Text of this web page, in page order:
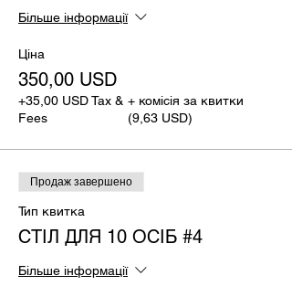
Більше інформації
Ціна
350,00 USD
+35,00 USD Tax &
Fees
+ комісія за квитки
(9,63 USD)
Продаж завершено
Тип квитка
СТІЛ ДЛЯ 10 ОСІБ #4
Більше інформації